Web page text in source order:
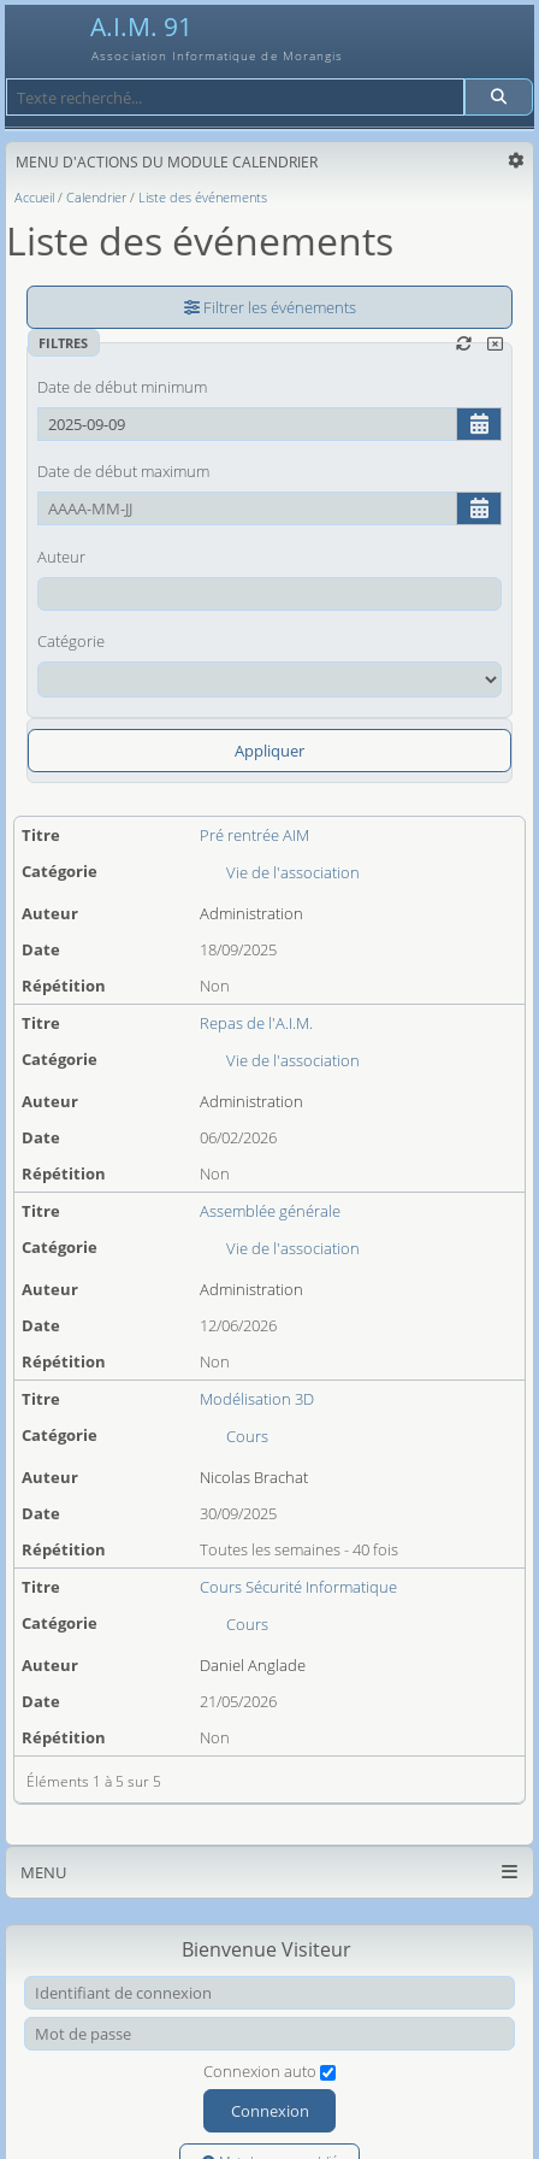
A.I.M. 91
Association Informatique de Morangis
Recherche
MENU
Bienvenue Visiteur
Connexion auto
Connexion
MENU D'ACTIONS DU MODULE CALENDRIER
Accueil Calendrier Liste des événements
Liste des événements
Filtrer les événements
FILTRES
Date de début minimum
Date de début maximum
Auteur
Catégorie
Appliquer
Pré rentrée AIM
Vie de l'association
Administration
18/09/2025
Non
Repas de l'A.I.M.
Vie de l'association
Administration
06/02/2026
Non
Assemblée générale
Vie de l'association
Administration
12/06/2026
Non
Modélisation 3D
Cours
Nicolas Brachat
30/09/2025
Toutes les semaines - 40 fois
Cours Sécurité Informatique
Cours
Daniel Anglade
21/05/2026
Non
Éléments 1 à 5 sur 5